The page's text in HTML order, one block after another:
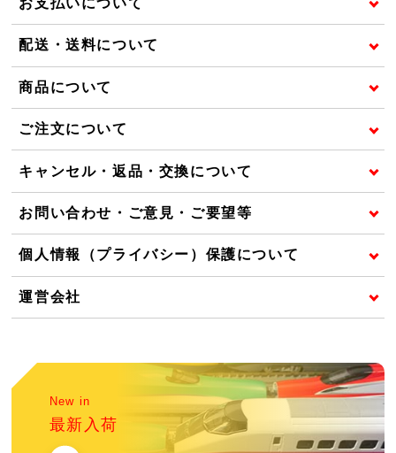
お支払いについて
配送・送料について
商品について
ご注文について
キャンセル・返品・交換について
お問い合わせ・ご意見・ご要望等
個人情報（プライバシー）保護について
運営会社
New in
最新入荷